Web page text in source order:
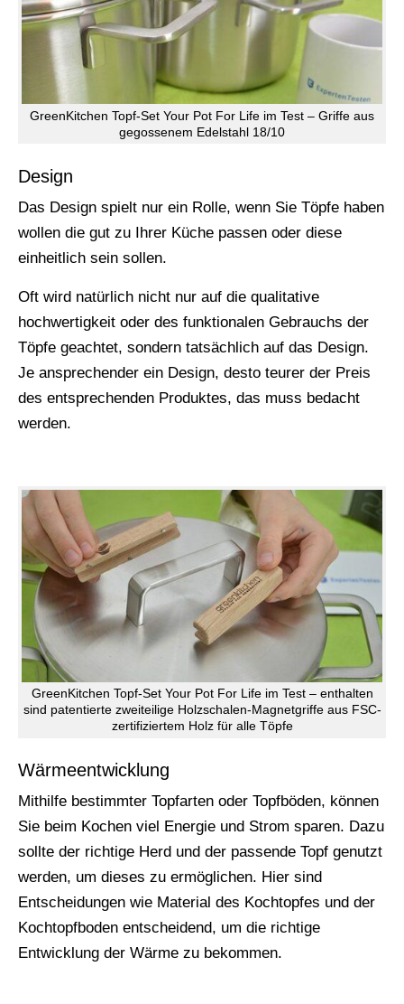
GreenKitchen Topf-Set Your Pot For Life im Test – Griffe aus
gegossenem Edelstahl 18/10
Design
Das Design spielt nur ein Rolle, wenn Sie Töpfe haben
wollen die gut zu Ihrer Küche passen oder diese
einheitlich sein sollen.
Oft wird natürlich nicht nur auf die qualitative
hochwertigkeit oder des funktionalen Gebrauchs der
Töpfe geachtet, sondern tatsächlich auf das Design.
Je ansprechender ein Design, desto teurer der Preis
des entsprechenden Produktes, das muss bedacht
werden.
GreenKitchen Topf-Set Your Pot For Life im Test – enthalten
sind patentierte zweiteilige Holzschalen-Magnetgriffe aus FSC-
zertifiziertem Holz für alle Töpfe
Wärmeentwicklung
Mithilfe bestimmter Topfarten oder Topfböden, können
Sie beim Kochen viel Energie und Strom sparen. Dazu
sollte der richtige Herd und der passende Topf genutzt
werden, um dieses zu ermöglichen. Hier sind
Entscheidungen wie Material des Kochtopfes und der
Kochtopfboden entscheidend, um die richtige
Entwicklung der Wärme zu bekommen.